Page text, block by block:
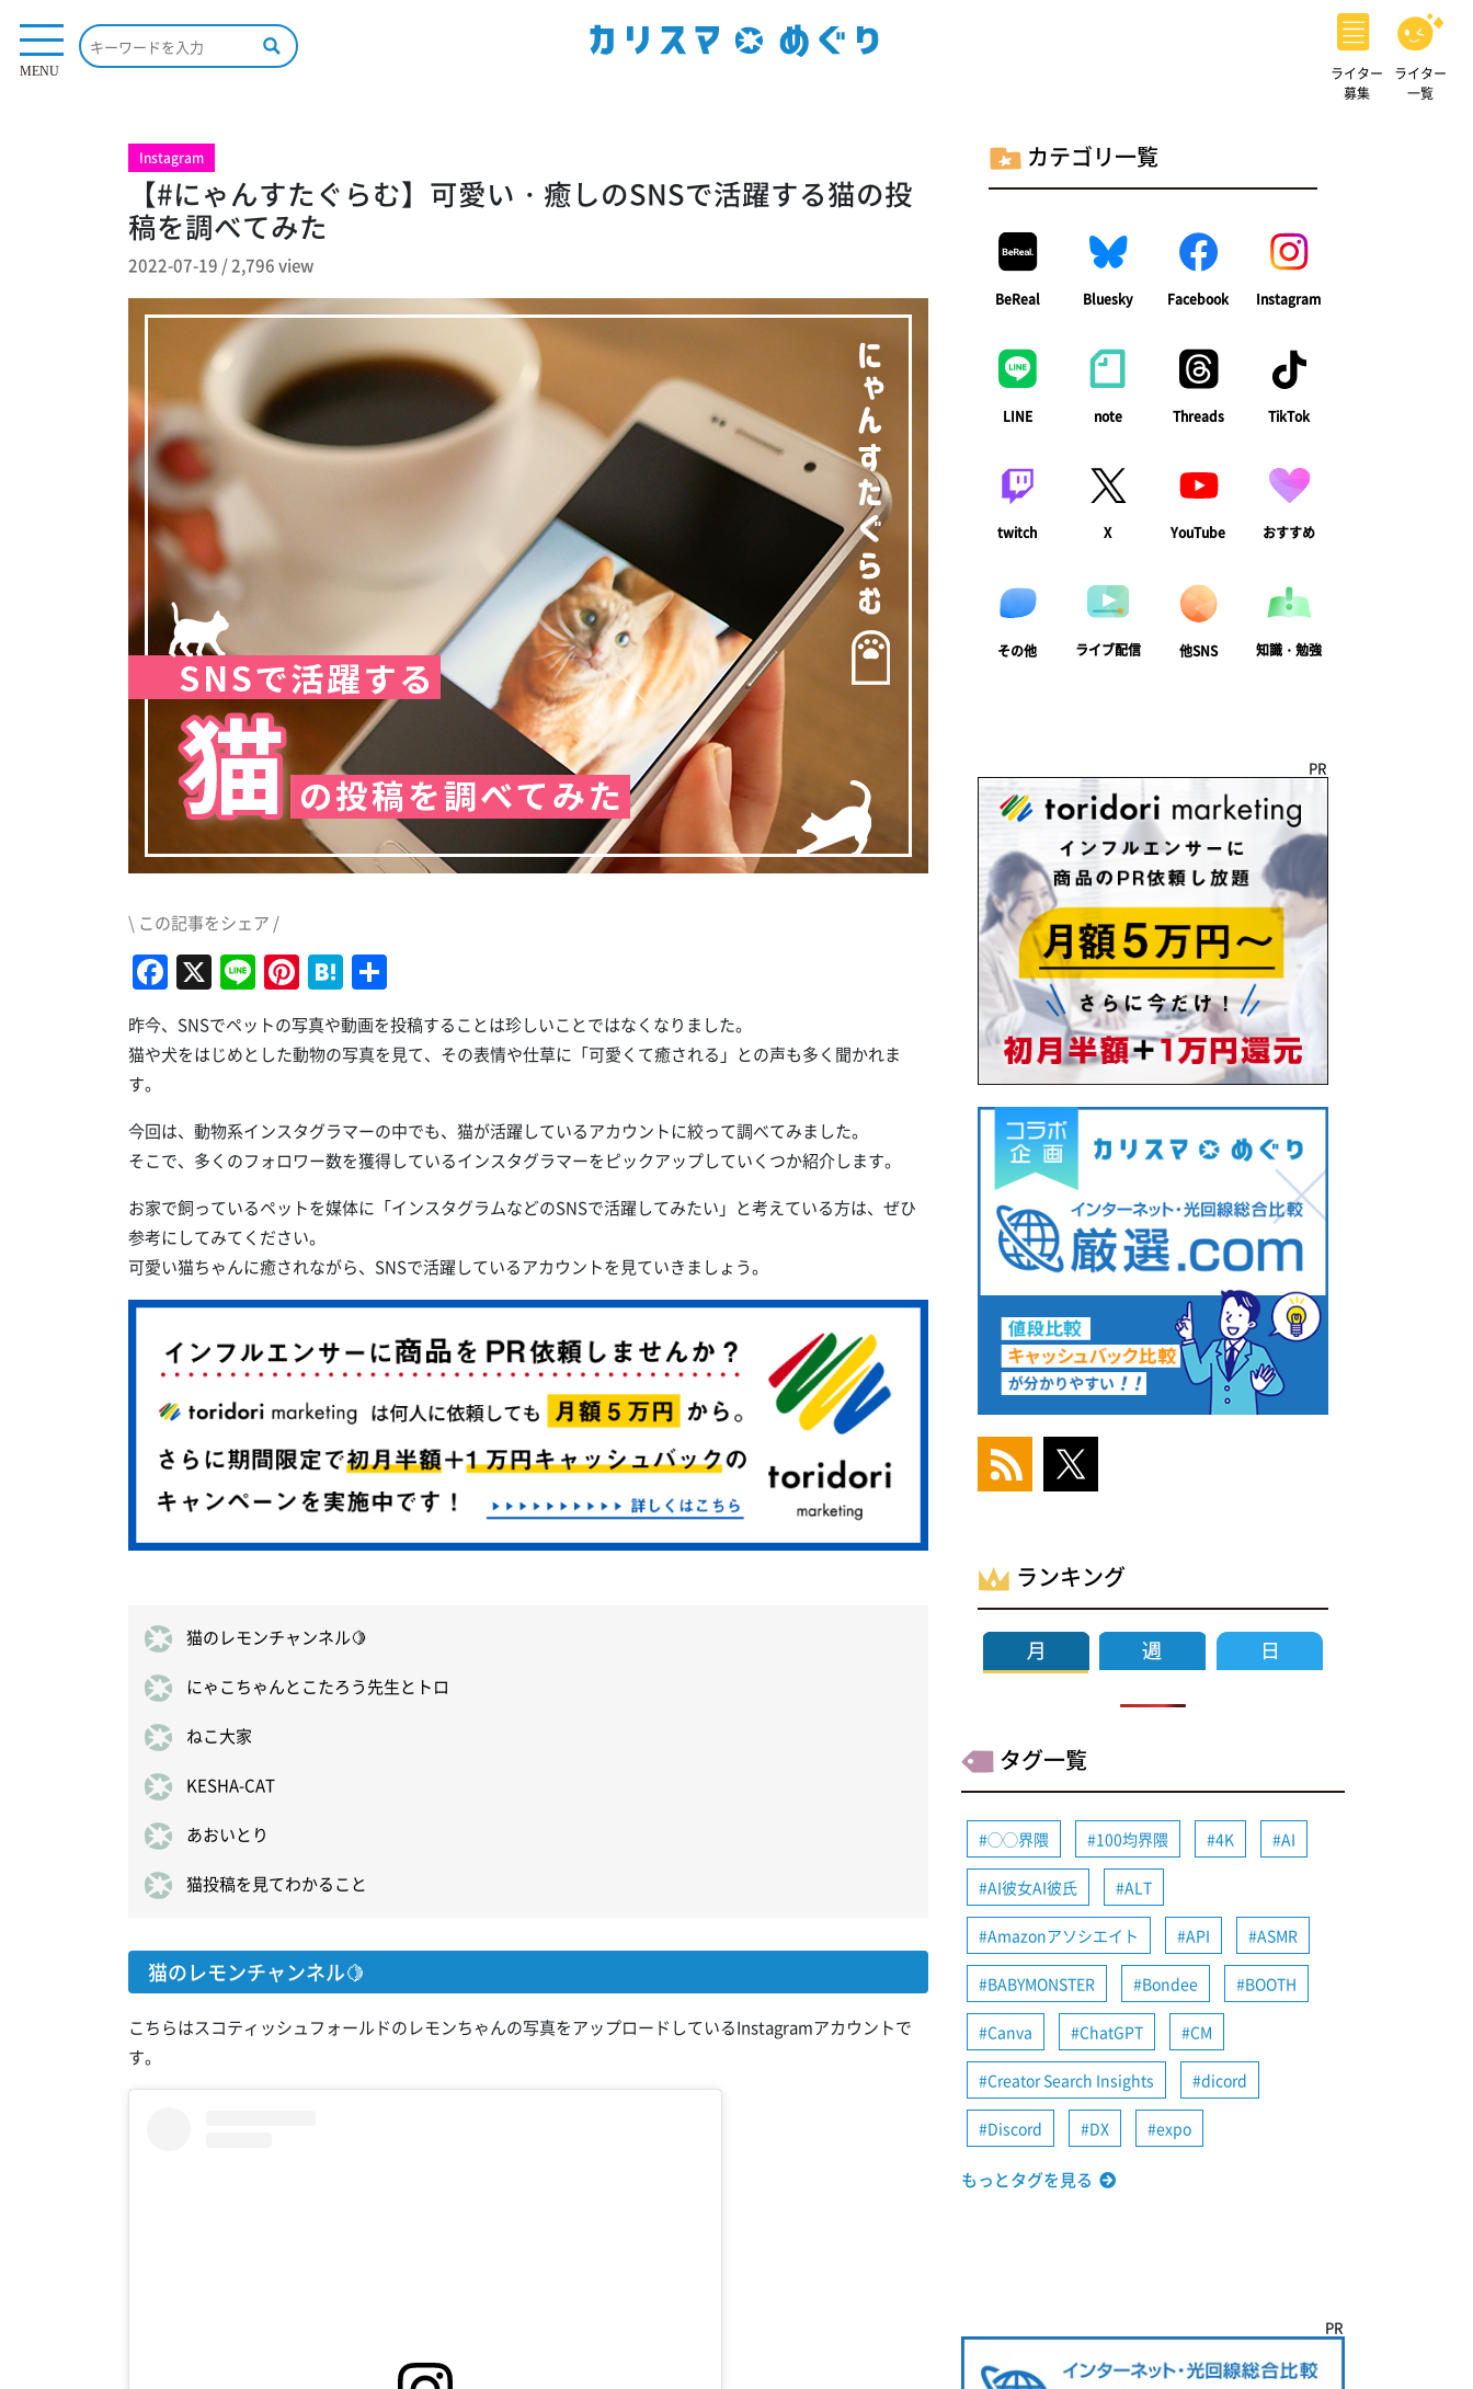
MENU
ライター
募集
ライター
一覧
Instagram
【#にゃんすたぐらむ】可愛い・癒しのSNSで活躍する猫の投
稿を調べてみた
2022-07-19 /2,796 view
\ この記事をシェア /
Facebook
X LinePinterest
Hatena
有
昨今、SNSでペットの写真や動画を投稿することは珍しいことではなくなりました。
猫や犬をはじめとした動物の写真を見て、その表情や仕草に「可愛くて癒される」との声も多く聞かれま
す。
今回は、動物系インスタグラマーの中でも、猫が活躍しているアカウントに絞って調べてみました。
そこで、多くのフォロワー数を獲得しているインスタグラマーをピックアップしていくつか紹介します。
お家で飼っているペットを媒体に「インスタグラムなどのSNSで活躍してみたい」と考えている方は、ぜひ
参考にしてみてください。
可愛い猫ちゃんに癒されながら、SNSで活躍しているアカウントを見ていきましょう。
猫のレモンチャンネル🍋
にゃこちゃんとこたろう先生とトロ
ねこ大家
KESHA-CAT
あおいとり
猫投稿を見てわかること
猫のレモンチャンネル🍋
こちらはスコティッシュフォールドのレモンちゃんの写真をアップロードしているInstagramアカウントで
す。
カテゴリ一覧
BeReal Bluesky Facebook Instagram
LINE note Threads TikTok
twitch X YouTube おすすめ
その他 ライブ配信 他SNS 知識・勉強
PR
ランキング
タグ一覧
◯◯界隈 100均界隈 4K AI
AI彼女AI彼氏 ALT
Amazonアソシエイト API ASMR
BABYMONSTER Bondee BOOTH
Canva ChatGPT CM
Creator Search Insights dicord
Discord DX expo
もっとタグを見る
PR